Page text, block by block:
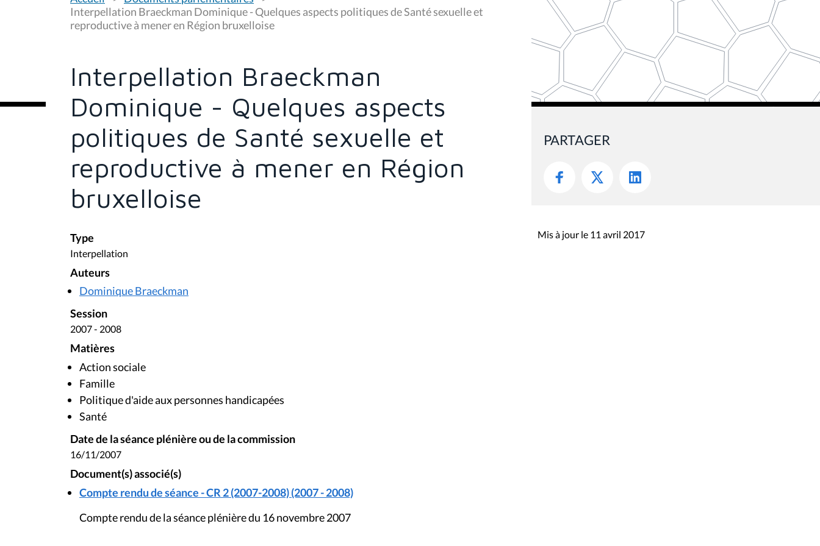
u
s
ê
Interpellation Braeckman Dominique - Quelques aspects politiques de Santé sexuelle et
reproductive à mener en Région bruxelloise
Interpellation Braeckman
Dominique - Quelques aspects
politiques de Santé sexuelle et
reproductive à mener en Région
bruxelloise
Type
Interpellation
Auteurs
Dominique Braeckman
Session
2007 - 2008
Matières
Action sociale
Famille
Politique d'aide aux personnes handicapées
Santé
Date de la séance plénière ou de la commission
16/11/2007
Document(s) associé(s)
Compte rendu de séance - CR 2 (2007-2008) (2007 - 2008)
Compte rendu de la séance plénière du 16 novembre 2007
PARTAGER
Mis à jour le 11 avril 2017